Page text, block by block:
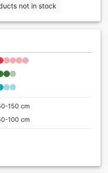
not in stock
150 cm
100 cm